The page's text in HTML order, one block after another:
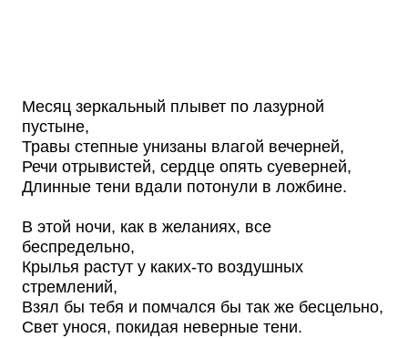
Месяц зеркальный плывет по лазурной
пустыне,
Травы степные унизаны влагой вечерней,
Речи отрывистей, сердце опять суеверней,
Длинные тени вдали потонули в ложбине.
В этой ночи, как в желаниях, все
беспредельно,
Крылья растут у каких-то воздушных
стремлений,
Взял бы тебя и помчался бы так же бесцельно,
Свет унося, покидая неверные тени.